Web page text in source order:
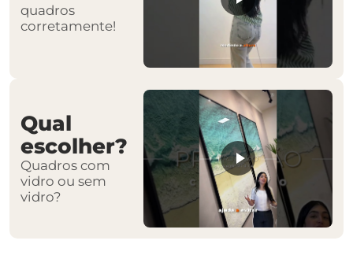
quadros
corretamente!
Qual
escolher?
Quadros com
vidro ou sem
vidro?